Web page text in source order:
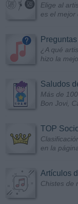
Elige al
es el mejor
¿A qué
hizo la
Saludos
Más de
Bon Jovi,
TOP
en la
Artículos
Chistes de